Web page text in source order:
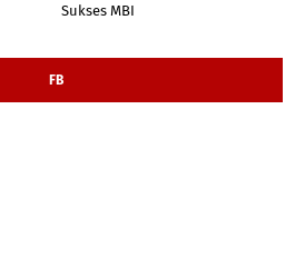
Sukses MBI
FB